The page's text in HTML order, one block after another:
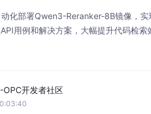
化部署Qwen3-Reranker-8B镜像，
用例和解决方案，大幅提升代码检索
OPC开发者社区